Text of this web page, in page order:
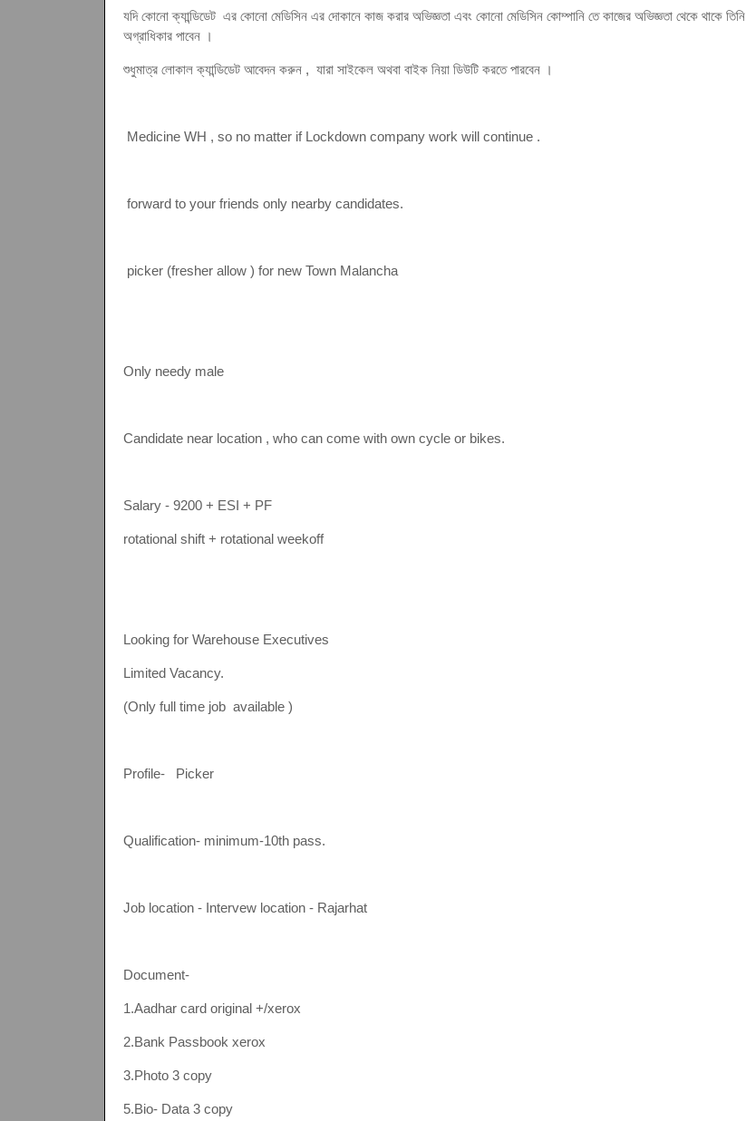
যদি কোনো ক্যান্ডিডেট এর কোনো মেডিসিন এর দোকানে কাজ করার অভিজ্ঞতা এবং কোনো মেডিসিন কোম্পানি তে কাজের অভিজ্ঞতা থেকে থাকে তিনি
অগ্রাধিকার পাবেন ।
শুধুমাত্র লোকাল ক্যান্ডিডেট আবেদন করুন , যারা সাইকেল অথবা বাইক নিয়া ডিউটি করতে পারবেন ।
Medicine WH , so no matter if Lockdown company work will continue .
forward to your friends only nearby candidates.
picker (fresher allow ) for new Town Malancha
Only needy male
Candidate near location , who can come with own cycle or bikes.
Salary - 9200 + ESI + PF
rotational shift + rotational weekoff
Looking for Warehouse Executives
Limited Vacancy.
(Only full time job available )
Profile- Picker
Qualification- minimum-10th pass.
Job location - Intervew location - Rajarhat
Document-
1.Aadhar card original +/xerox
2.Bank Passbook xerox
3.Photo 3 copy
5.Bio- Data 3 copy